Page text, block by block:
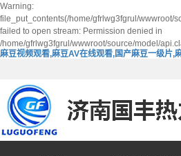
Warning:
file_put_contents(/home/gfrlwg3fgrul/wwwroot/
failed to open stream: Permission denied in
/home/gfrlwg3fgrul/wwwroot/source/model/
麻豆视频观看,麻豆AV在线观看,国产麻豆一级片,